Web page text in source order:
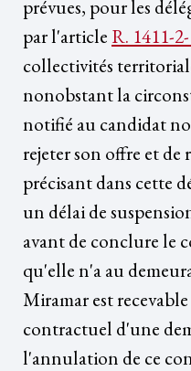
prévues, pour les
par l'article R. 1411-
collectivités
nonobstant la
notifié au candidat
rejeter son offre et de
précisant dans cette
un délai de
avant de conclure le
qu'elle n'a au
Miramar est
contractuel d'une
l'annulation de ce